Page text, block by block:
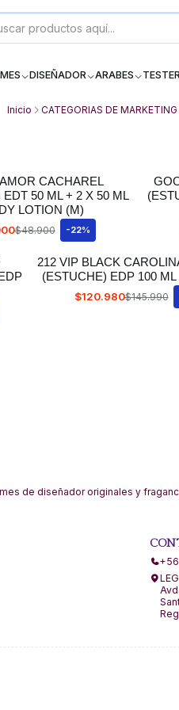
DISEÑADOR ARABES
6, Subterraneo (--2) Galeria
Inicio CATEGORIAS DE MARKETING
CACHAREL
50 ML + 2 X 50 ML
LOTION (M)
$48.900 -22%
212 VIP BLACK
(ESTUCHE) EDP 100 ML
$120.980$145.990
de diseñador originales y